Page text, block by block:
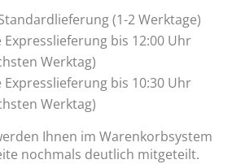
(1-2 Werktage)
Expresslieferung bis 12:00 Uhr
Werktag)
bis 10:30 Uhr
Werktag)
Ihnen im Warenkorbsystem
nochmals deutlich mitgeteilt.